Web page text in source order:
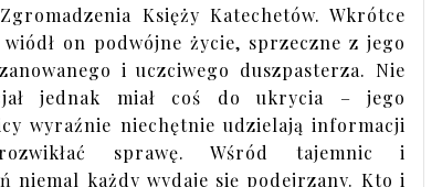
Księży Katechetów. Wkrótce
wiódł on podwójne życie, sprzeczne z jego
i uczciwego duszpasterza. Nie
jednak miał coś do ukrycia – jego
wyraźnie niechętnie udzielają informacji
sprawę. Wśród tajemnic i
niemal każdy wydaje się podejrzany. Kto i